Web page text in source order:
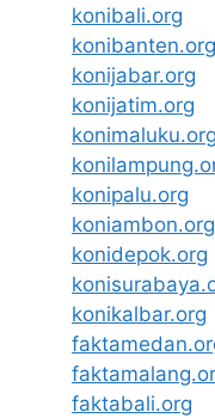
konibali.org
konibanten.org
konijabar.org
konijatim.org
konimaluku.org
konipalu.org
koniambon.org
konidepok.org
konikalbar.org
faktabali.org